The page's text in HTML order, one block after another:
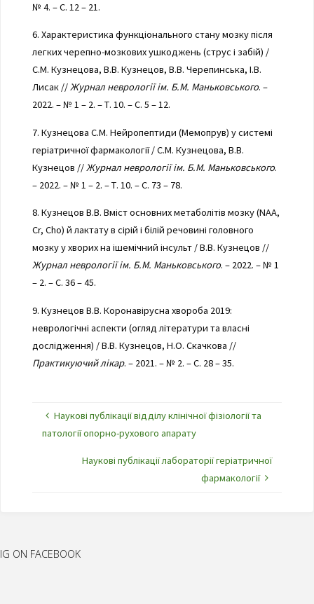
№ 4. – С. 12 – 21.
6. Характеристика функціонального стану мозку після
легких черепно-мозкових ушкоджень (струс і забій) /
С.М. Кузнецова, В.В. Кузнецов, В.В. Черепинська, І.В.
Лисак //Журнал неврології ім. Б.М. Маньковського. –
2022. – № 1 – 2. – Т. 10. – С. 5 – 12.
7. Кузнецова С.М. Нейропептиди (Мемопрув) у системі
геріатричної фармакології / С.М. Кузнецова, В.В.
Кузнецов //Журнал неврології ім. Б.М. Маньковського.
– 2022. – № 1 – 2. – Т. 10. – С. 73 – 78.
8. Кузнецов В.В. Вміст основних метаболітів мозку (NAA,
Cr, Cho) й лактату в сірій і білій речовині головного
мозку у хворих на ішемічний інсульт / В.В. Кузнецов //
Журнал неврології ім. Б.М. Маньковського. – 2022. – № 1
– 2. – С. 36 – 45.
9. Кузнецов В.В. Коронавірусна хвороба 2019:
неврологічні аспекти (огляд літератури та власні
дослідження) / В.В. Кузнецов, Н.О. Скачкова //
Практикуючий лікар. – 2021. – № 2. – С. 28 – 35.
Наукові публікації відділу клінічної фізіології та
патології опорно-рухового апарату
Наукові публікації лабораторії геріатричної
фармакології
IG ON FACEBOOK